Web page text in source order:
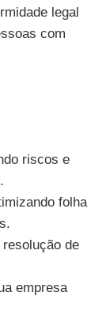
legal
com
riscos e
folha
de
empresa